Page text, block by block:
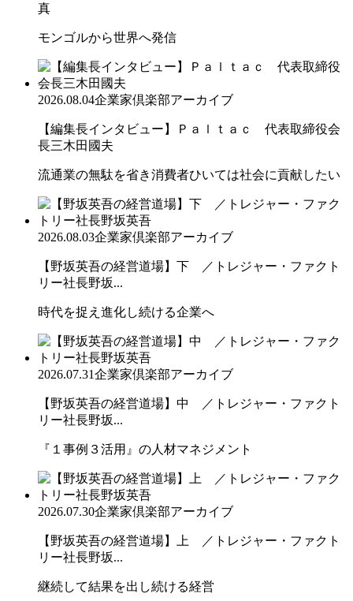
真
モンゴルから世界へ発信
2026.08.04企業家倶楽部アーカイブ
【編集長インタビュー】Ｐａｌｔａｃ 代表取締役会
長三木田國夫
流通業の無駄を省き消費者ひいては社会に貢献したい
2026.08.03企業家倶楽部アーカイブ
【野坂英吾の経営道場】下 ／トレジャー・ファクト
リー社長野坂...
時代を捉え進化し続ける企業へ
2026.07.31企業家倶楽部アーカイブ
【野坂英吾の経営道場】中 ／トレジャー・ファクト
リー社長野坂...
『１事例３活用』の人材マネジメント
2026.07.30企業家倶楽部アーカイブ
【野坂英吾の経営道場】上 ／トレジャー・ファクト
リー社長野坂...
継続して結果を出し続ける経営